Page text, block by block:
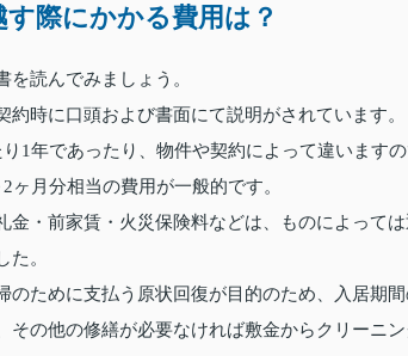
際にかかる費用は？
を読んでみましょう。
時に口頭および書面にて説明がされています。
1年であったり、物件や契約によって違います
月分相当の費用が一般的です。
金・前家賃・火災保険料などは、ものによっては
。
のために支払う原状回復が目的のため、入居期
その他の修繕が必要なければ敷金からクリーニ